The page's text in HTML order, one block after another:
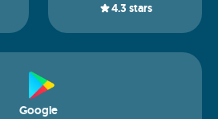
4.3 stars
Google